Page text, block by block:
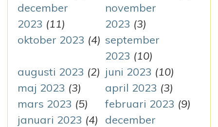
december
2023 (11)
november
2023 (3)
oktober 2023 (4) september
2023 (10)
augusti 2023 (2) juni 2023 (10)
maj 2023 (3) april 2023 (3)
mars 2023 (5) februari 2023 (9)
januari 2023 (4)
december